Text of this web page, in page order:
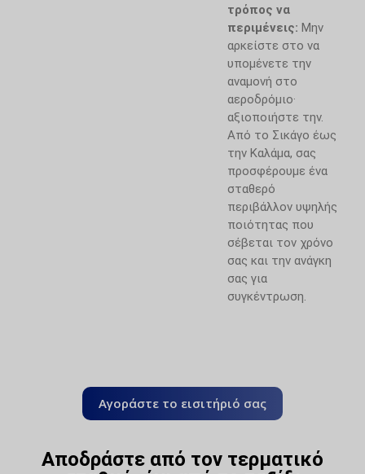
τρόπος να
περιμένεις: Μην
αρκείστε στο να
υπομένετε την
αναμονή στο
αεροδρόμιο·
αξιοποιήστε την.
Από το Σικάγο έως
την Καλάμα, σας
προσφέρουμε ένα
σταθερό
περιβάλλον υψηλής
ποιότητας που
σέβεται τον χρόνο
σας και την ανάγκη
σας για
συγκέντρωση.
Αγοράστε το εισιτήριό σας
Αποδράστε από τον τερματικό